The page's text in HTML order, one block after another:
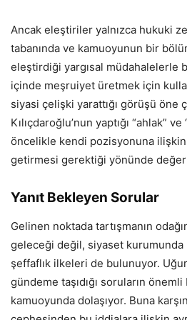
Ancak eleştiriler yalnızca hukuki
tabanında ve kamuoyunun bir
eleştirdiği yargısal müdahalelerle
içinde meşruiyet üretmek için
siyasi çelişki yarattığı görüşü öne
Kılıçdaroğlu’nun yaptığı “ahlak” ve
öncelikle kendi pozisyonuna ilişkin
getirmesi gerektiği yönünde
Yanıt Bekleyen Sorular
Gelinen noktada tartışmanın
geleceği değil, siyaset
şeffaflık ilkeleri de bulunuyor.
gündeme taşıdığı soruların
kamuoyunda dolaşıyor. Buna